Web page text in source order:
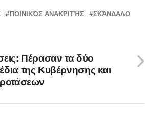
ΠΟΙΝΙΚΌΣ ΑΝΑΚΡΙΤΉΣ
ΣΚΆΝΔΑΛΟ
Πέρασαν τα δύο
της Κυβέρνησης και